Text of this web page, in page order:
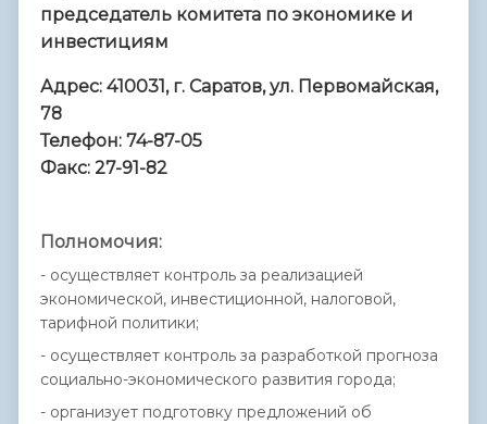
председатель комитета по экономике и
инвестициям
Адрес: 410031, г. Саратов, ул. Первомайская,
78
Телефон: 74-87-05
Факс: 27-91-82
Полномочия:
- осуществляет контроль за реализацией
экономической, инвестиционной, налоговой,
тарифной политики;
- осуществляет контроль за разработкой прогноза
социально-экономического развития города;
- организует подготовку предложений об